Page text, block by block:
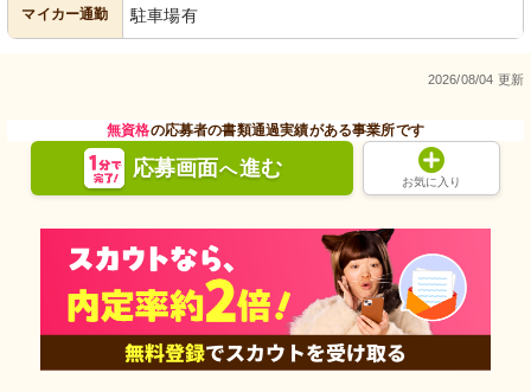
マイカー通勤 駐車場有
2026/08/04 更新
無資格の応募者の書類通過実績がある事業所です
応募画面へ進む
お気に入り